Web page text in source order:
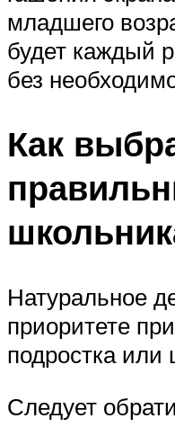
младшего
будет каждый
без
Как
Натуральное
приоритете
подростка или
Следует